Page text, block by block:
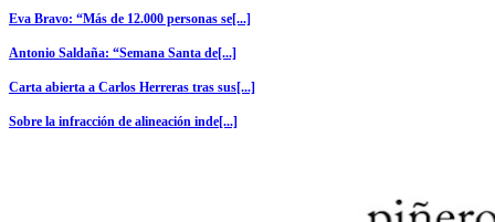
Eva Bravo: “Más de 12.000 personas se[...]
Antonio Saldaña: “Semana Santa de[...]
Carta abierta a Carlos Herreras tras sus[...]
Sobre la infracción de alineación inde[...]